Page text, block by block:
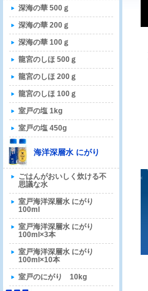
深海の華 500ｇ
深海の華 200ｇ
深海の華 100ｇ
龍宮のしほ 500ｇ
龍宮のしほ 200ｇ
龍宮のしほ 100ｇ
室戸の塩 1kg
室戸の塩 450g
海洋深層水 にがり
ごはんがおいしく炊ける不
思議な水
室戸海洋深層水 にがり
100ml
室戸海洋深層水 にがり
100ml×3本
室戸海洋深層水 にがり
100ml×10本
室戸のにがり 10kg